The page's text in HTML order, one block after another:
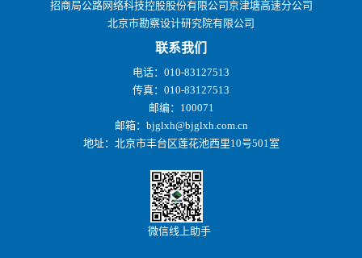
招商局公路网络科技控股股份有限公司京津塘高速分公司
北京市勘察设计研究院有限公司
联系我们
电话：010-83127513
传真：010-83127513
邮编：100071
邮箱：bjglxh@bjglxh.com.cn
地址：北京市丰台区莲花池西里10号501室
微信线上助手